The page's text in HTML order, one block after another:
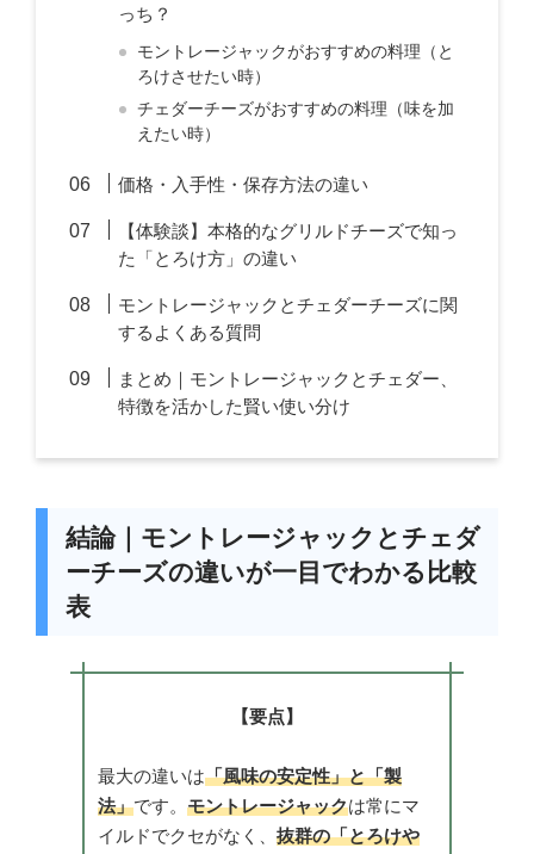
っち？
モントレージャックがおすすめの料理（と
ろけさせたい時）
チェダーチーズがおすすめの料理（味を加
えたい時）
価格・入手性・保存方法の違い
【体験談】本格的なグリルドチーズで知っ
た「とろけ方」の違い
モントレージャックとチェダーチーズに関
するよくある質問
まとめ｜モントレージャックとチェダー、
特徴を活かした賢い使い分け
結論｜モントレージャックとチェダ
ーチーズの違いが一目でわかる比較
表
【要点】
最大の違いは「風味の安定性」と「製
法」です。 モントレージャックは常にマ
イルドでクセがなく、 抜群の「とろけや